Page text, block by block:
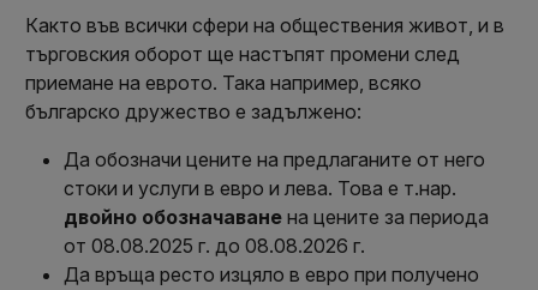
Както във всички сфери на обществения живот, и в
търговския оборот ще настъпят промени след
приемане на еврото. Така например, всяко
българско дружество е задължено:
Да обозначи цените на предлаганите от него
стоки и услуги в евро и лева. Това е т.нар.
двойно обозначаванена цените за периода
от 08.08.2025 г. до 08.08.2026 г.
Да връща ресто изцяло в евро при получено